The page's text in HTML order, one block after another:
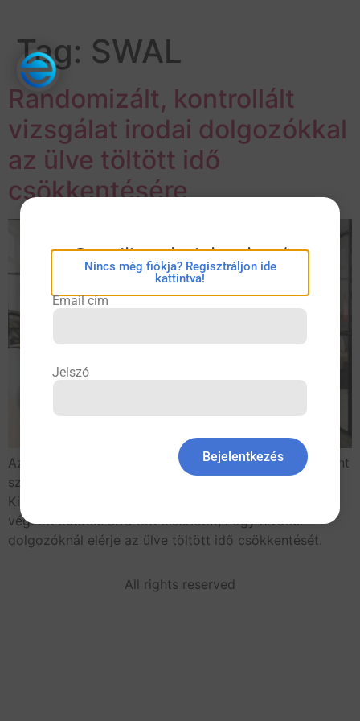
Tag: SWAL
Randomizált, kontrollált
vizsgálat irodai dolgozókkal
az ülve töltött idő
csökkentésére
Az ülve töltött idő fontos hosszú távú kockázatot jelent
számos betegség szempontjából. Egy Egyesült
Királyságban indult projekt és az ennek keretében
végzett kutatás arra tett kísérletet, hogy hivatali
dolgozóknál elérje az ülve töltött idő csökkentését.
All rights reserved
eConsilium bejelentkezés
Nincs még fiókja? Regisztráljon ide
kattintva!
Email cím
Jelszó
Bejelentkezés